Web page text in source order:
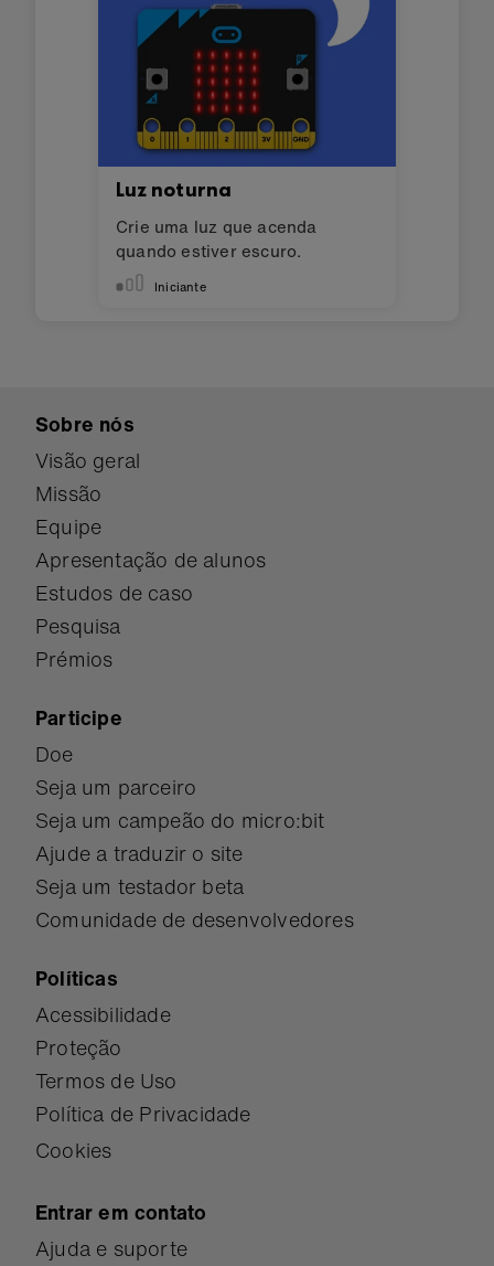
Luz noturna
Crie uma luz que acenda
quando estiver escuro.
Iniciante
Sobre nós
Visão geral
Missão
Equipe
Apresentação de alunos
Estudos de caso
Pesquisa
Prémios
Participe
Doe
Seja um parceiro
Seja um campeão do micro:bit
Ajude a traduzir o site
Seja um testador beta
Comunidade de desenvolvedores
Políticas
Acessibilidade
Proteção
Termos de Uso
Política de Privacidade
Cookies
Entrar em contato
Ajuda e suporte